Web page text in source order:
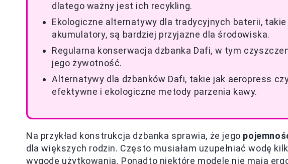
dlatego ważny jest ich recykling.
Ekologiczne alternatywy dla tradycyjnych baterii, takie
akumulatory, są bardziej przyjazne dla środowiska.
Regularna konserwacja dzbanka Dafi, w tym
jego żywotność.
Alternatywy dla dzbanków Dafi, takie jak aeropress
efektywne i ekologiczne metody parzenia kawy.
Na przykład konstrukcja dzbanka sprawia, że jego
dla większych rodzin. Często musiałam uzupełniać wodę
wygodę użytkowania. Ponadto niektóre modele nie mają